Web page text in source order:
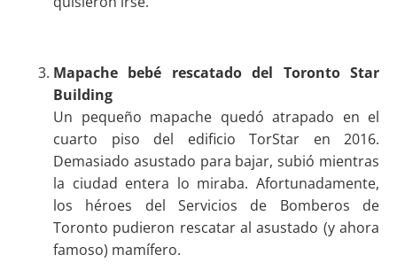
Mapache bebé rescatado del Toronto Star
Building
Un pequeño mapache quedó atrapado en el
cuarto piso del edificio TorStar en 2016.
Demasiado asustado para bajar, subió mientras
la ciudad entera lo miraba. Afortunadamente,
los héroes del Servicios de Bomberos de
Toronto pudieron rescatar al asustado (y ahora
famoso) mamífero.